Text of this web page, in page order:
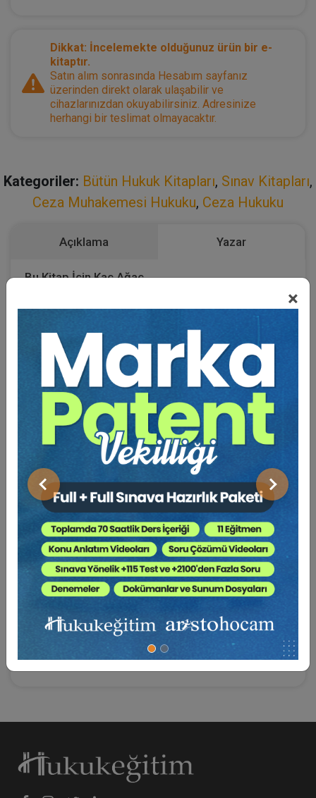
×
Önceki Sonraki
Dikkat: İncelemekte olduğunuz ürün bir e-
kitaptır.
Satın alım sonrasında Hesabım sayfanız
üzerinden direkt olarak ulaşabilir ve
cihazlarınızdan okuyabilirsiniz. Adresinize
herhangi bir teslimat olmayacaktır.
Kategoriler: Bütün Hukuk Kitapları, Sınav Kitapları,
Ceza Muhakemesi Hukuku, Ceza Hukuku
Açıklama Yazar
Bu Kitap İçin Kaç Ağaç
Kesiliyor ?
Uzlaştırma ceza hukukunda hukuki, insani boyutları
bulunan iletişim odaklı bir süreçtir. Gerek 5271 sayılı
Ceza Muhakemesi Kanunu gerekse hakkında çıkartılan
yönetmelikle bütün ayrıntıları düzenlenmeye çalışılmış,
çok sayıda çalışmaya konu olmuş ve olacak uzlaştırma
işlemlerinin Cumhuriyet Başsavcılığı bünyesinde
uzlaştırma bürolarınca yürütülmesi gerekmektedir. Bu
bürolara bağlı olarak ise çok sayıda uzlaştırmacı görev
almıştır. Adalet Bakanlığı bu bürolarda çalışmak üzere,
çok sayıda uzlaştırmacı adayını sınava almaktadır. Bu
çalışma bu sınava yönelik olarak hazırlanmıştır.
Çalışma kitabının hazırlanışında, bakanlığımızın internet
sitesinde yer alan kitap esas alınmıştır.
Kitap, çokça tekrarlardan oluşmaktadır. Esas olarak aynı
konunun farklı uzmanlarca, farklı bakış açılarıyla
değerlendirme şekli gibi görünmektedir. Soru hazırlama
açısından kitap bütünlüğü korunmak istenmiştir.